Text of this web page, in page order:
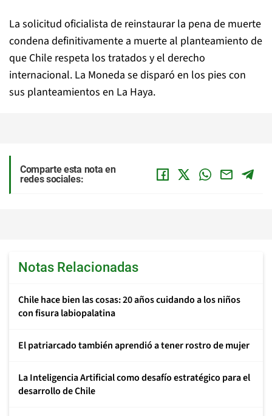
La solicitud oficialista de reinstaurar la pena de muerte
condena definitivamente a muerte al planteamiento de
que Chile respeta los tratados y el derecho
internacional. La Moneda se disparó en los pies con
sus planteamientos en La Haya.
Comparte esta nota en
redes sociales:
Notas Relacionadas
Chile hace bien las cosas: 20 años cuidando a los niños
con fisura labiopalatina
El patriarcado también aprendió a tener rostro de mujer
La Inteligencia Artificial como desafío estratégico para el
desarrollo de Chile